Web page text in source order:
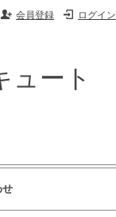
ログイン
会員登録
ュート
せ